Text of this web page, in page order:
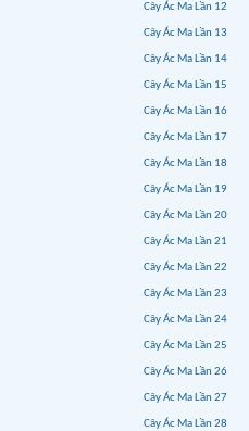
Cây Ác Ma Lần 12
Cây Ác Ma Lần 13
Cây Ác Ma Lần 14
Cây Ác Ma Lần 15
Cây Ác Ma Lần 16
Cây Ác Ma Lần 17
Cây Ác Ma Lần 18
Cây Ác Ma Lần 19
Cây Ác Ma Lần 20
Cây Ác Ma Lần 21
Cây Ác Ma Lần 22
Cây Ác Ma Lần 23
Cây Ác Ma Lần 24
Cây Ác Ma Lần 25
Cây Ác Ma Lần 26
Cây Ác Ma Lần 27
Cây Ác Ma Lần 28